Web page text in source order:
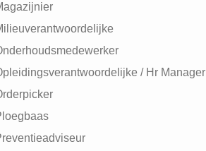
Magazijnier
Milieuverantwoordelijke
Onderhoudsmedewerker
Opleidingsverantwoordelijke / Hr Manager
Orderpicker
Ploegbaas
Preventieadviseur